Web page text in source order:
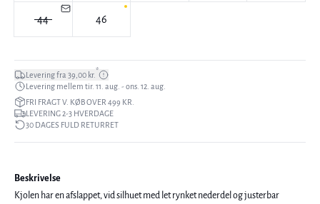
44 46
Levering fra 39,00 kr.*
Levering mellem tir. 11. aug. - ons. 12. aug.
FRI FRAGT V. KØB OVER 499 KR.
LEVERING 2-3 HVERDAGE
30 DAGES FULD RETURRET
Beskrivelse
Kjolen har en afslappet, vid silhuet med let rynket nederdel og justerbar